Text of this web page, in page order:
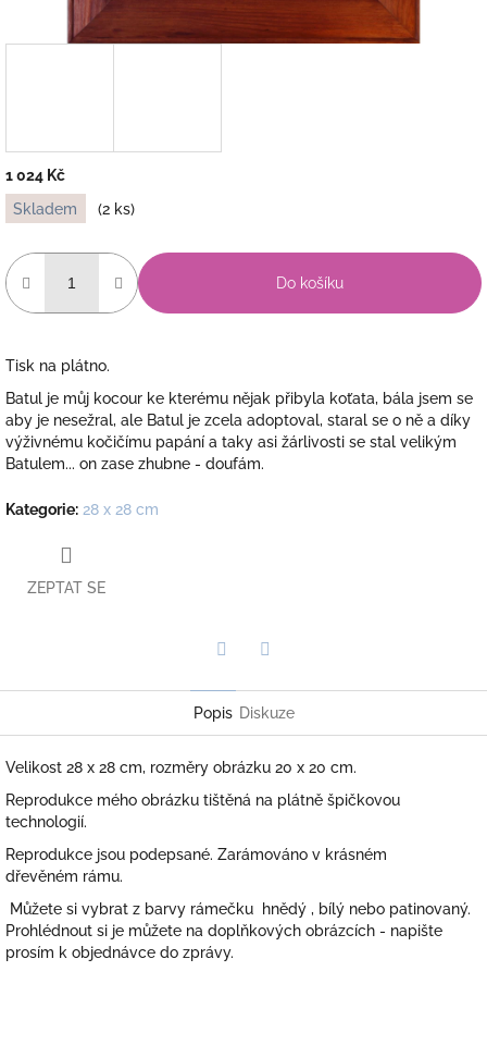
1 024 Kč
Měrná
cena:
Skladem (2 ks)
Do košíku
Tisk na plátno.
Batul je můj kocour ke kterému nějak přibyla koťata, bála jsem se
aby je nesežral, ale Batul je zcela adoptoval, staral se o ně a díky
výživnému kočičímu papání a taky asi žárlivosti se stal velikým
Batulem... on zase zhubne - doufám.
Kategorie: 28 x 28 cm
ZEPTAT SE
Popis Diskuze
Velikost 28 x 28 cm, rozměry obrázku 20 x 20 cm.
Reprodukce mého obrázku tištěná na plátně špičkovou
technologií.
Reprodukce jsou podepsané. Zarámováno v krásném
dřevěném rámu.
Můžete si vybrat z barvy rámečku hnědý , bílý nebo patinovaný.
Prohlédnout si je můžete na doplňkových obrázcích - napište
prosím k objednávce do zprávy.